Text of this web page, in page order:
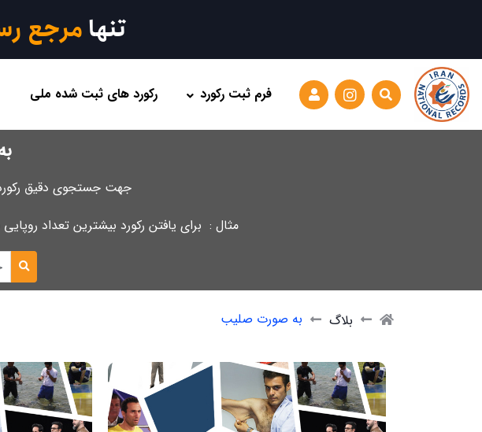
تنهامرجع
فرم ثبت رکورد رکورد های ثبت شده ملی
جهت جستجوی دقیق رکورد
مثال : برای یافتن رکورد بیشترین تعداد
بلاگ به صورت صلیب